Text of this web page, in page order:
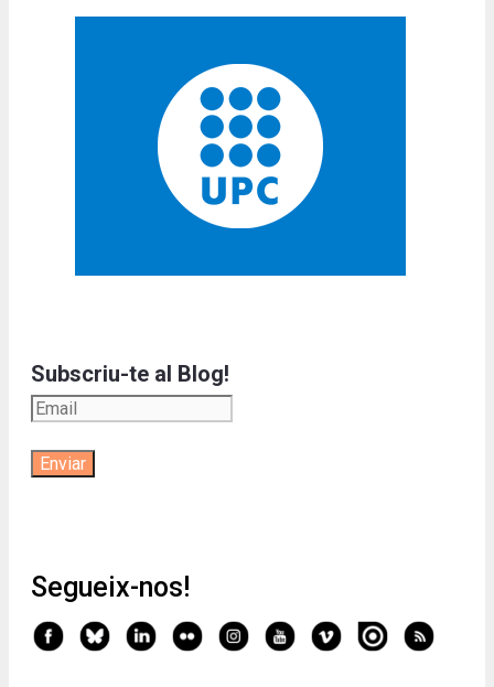
Subscriu-te al Blog!
Segueix-nos!